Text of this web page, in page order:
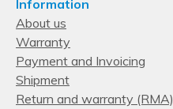
Information
About us
Warranty
Payment and Invoicing
Shipment
Return and warranty (RMA)